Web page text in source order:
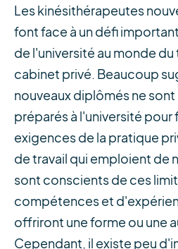
Les kinésithérapeutes
font face à un défi
de l'université au monde du
cabinet privé. Beaucoup
nouveaux diplômés ne
préparés à l'université pour
exigences de la pratique
de travail qui emploient de
sont conscients de ces
compétences et
offriront une forme ou une
Cependant, il existe peu